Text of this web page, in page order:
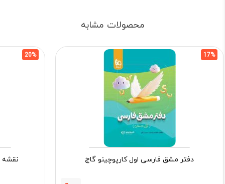
محصولات مشابه
17%
دفتر مشق فارسی اول کارپوچینو گاج
20%
نقشه